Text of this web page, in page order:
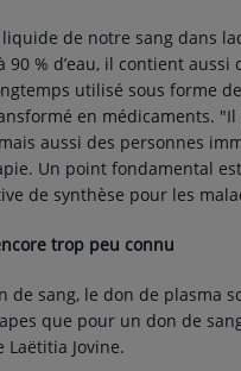
liquide de notre sang dans
90 % d’eau, il contient
utilisé sous forme
en médicaments.
aussi des personnes
Un point fondamental
de synthèse pour les
trop peu connu
de sang, le don de plasma
que pour un don de
Laëtitia Jovine.